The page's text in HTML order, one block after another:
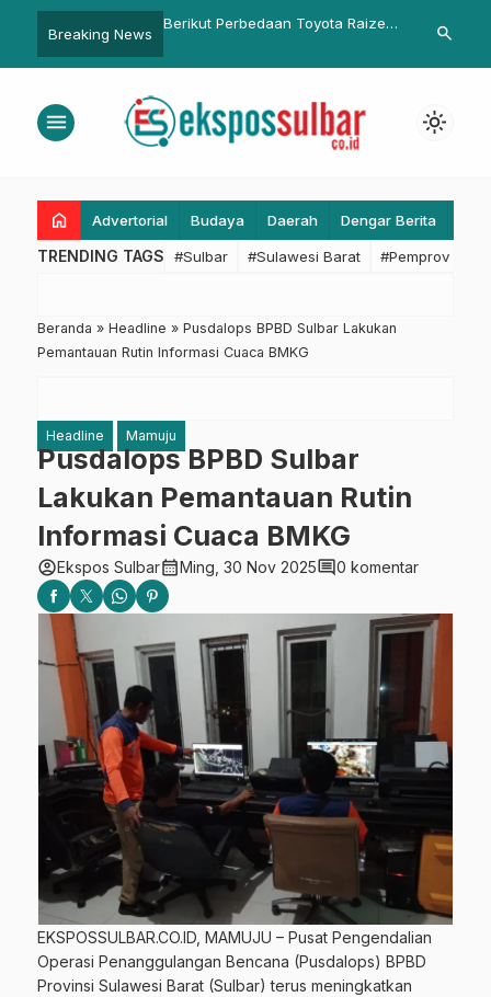
Breaking News
Polda Sulbar Gelar Dzikir dan Doa
Dicintai Masyarakat
Turnamen
Lokal
search
menu light_mode
home Advertorial Budaya Daerah Dengar Berita
TRENDING TAGS #Sulbar #Sulawesi Barat #Pemprov
Beranda » Headline » Pusdalops BPBD Sulbar Lakukan
Pemantauan Rutin Informasi Cuaca BMKG
Headline Mamuju
Pusdalops BPBD Sulbar
Lakukan Pemantauan Rutin
Informasi Cuaca BMKG
account_circleEkspos Sulbarcalendar_monthMing, 30 Nov 2025comment0 komentar
EKSPOSSULBAR.CO.ID, MAMUJU – Pusat Pengendalian
Operasi Penanggulangan Bencana (Pusdalops) BPBD
Provinsi Sulawesi Barat (Sulbar) terus meningkatkan